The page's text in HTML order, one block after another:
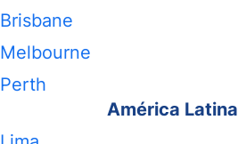
Brisbane
Melbourne
Perth
América Latina